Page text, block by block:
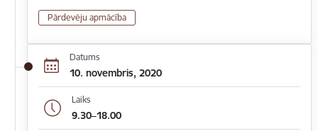
Pārdevēju apmācība
Datums
10. novembris, 2020
Laiks
9.30–18.00